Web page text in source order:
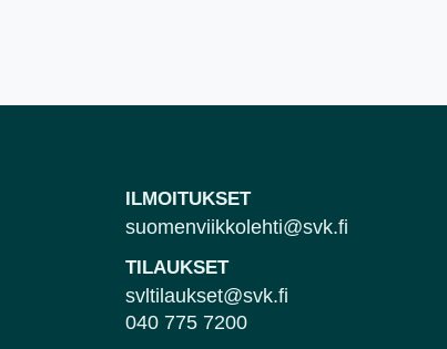
ILMOITUKSET
suomenviikkolehti@svk.fi
TILAUKSET
svltilaukset@svk.fi
040 775 7200